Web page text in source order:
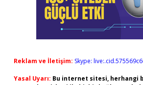
Reklam ve İletişim: Skype:
Yasal Uyarı: Bu internet sitesi, herhangi